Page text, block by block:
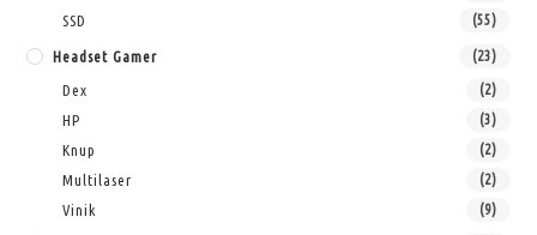
SSD (55)
Headset Gamer (23)
Dex (2)
HP (3)
Knup (2)
Multilaser (2)
Vinik (9)